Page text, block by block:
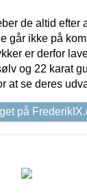
de altid efter
går ikke på
er derfor
og 22 karat
at se deres
på